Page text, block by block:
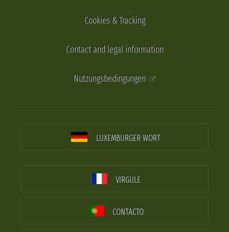
Cookies & Tracking
Contact and legal information
Nutzungsbedingungen
LUXEMBURGER WORT
VIRGULE
CONTACTO